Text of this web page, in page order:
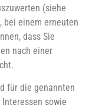
(siehe
bei einem erneuten
dass Sie
nach einer
für die genannten
sowie